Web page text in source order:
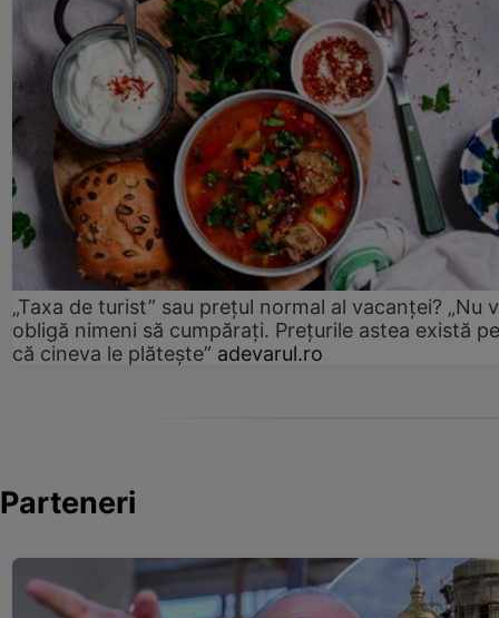
„Taxa de turist” sau prețul normal al vacanței? „Nu
obligă nimeni să cumpărați. Prețurile astea există
că cineva le plătește” adevarul.ro
Parteneri